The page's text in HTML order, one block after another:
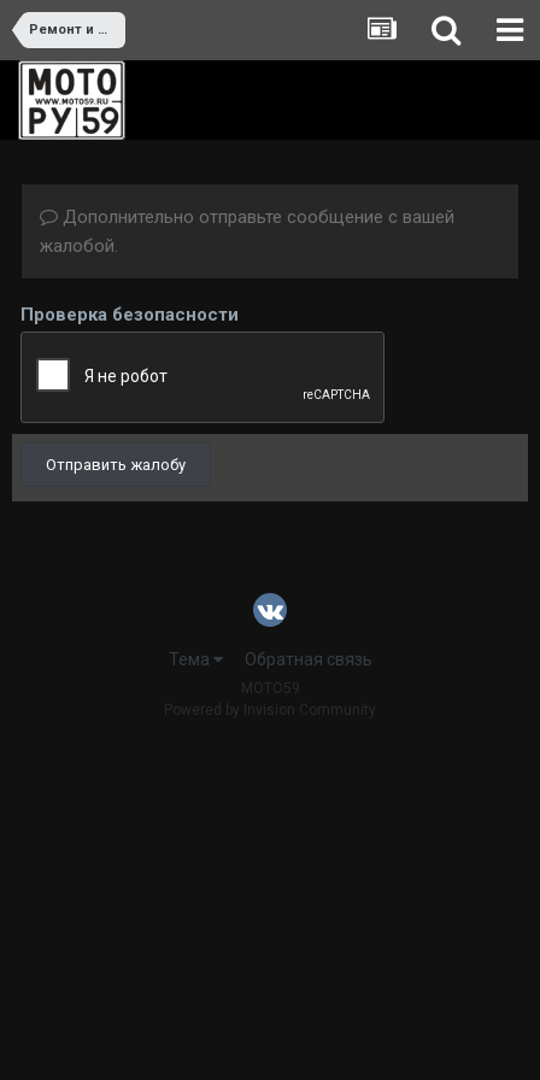
Ремонт и тюнинг
Дополнительно отправьте сообщение с вашей
жалобой.
Проверка безопасности
Отправить жалобу
Тема Обратная связь
MOTO59
Powered by Invision Community